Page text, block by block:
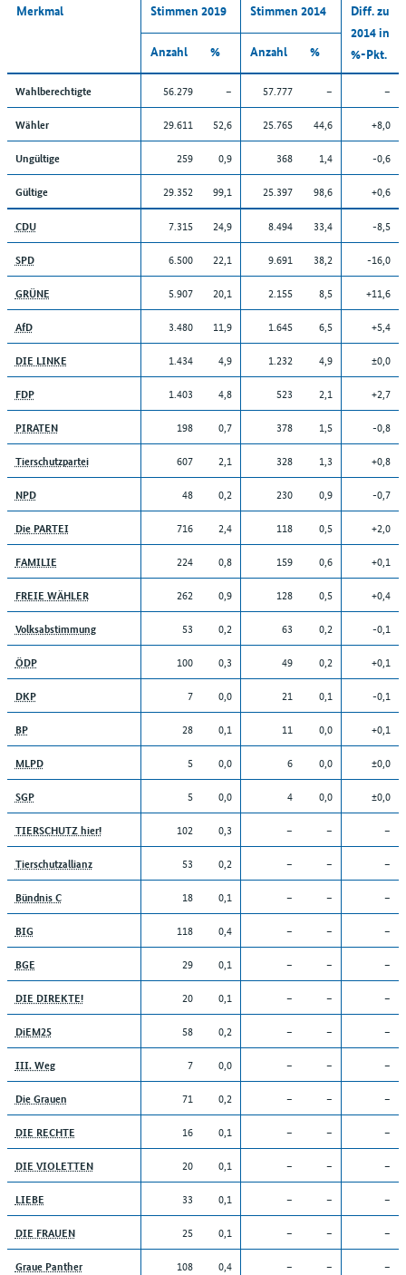
Merkmal Stimmen 2019 Stimmen 2014
Diff. zu
2014 in
%-Pkt.
Anzahl % Anzahl %
Wahlberechtigte 56.279 – 57.777 – –
Wähler 29.611 52,6 25.765 44,6 +8,0
Ungültige 259 0,9 368 1,4 -0,6
Gültige 29.352 99,1 25.397 98,6 +0,6
CDU 7.315 24,9 8.494 33,4 -8,5
SPD 6.500 22,1 9.691 38,2 -16,0
GRÜNE 5.907 20,1 2.155 8,5 +11,6
AfD 3.480 11,9 1.645 6,5 +5,4
DIE LINKE 1.434 4,9 1.232 4,9 ±0,0
FDP 1.403 4,8 523 2,1 +2,7
PIRATEN 198 0,7 378 1,5 -0,8
Tierschutzpartei 607 2,1 328 1,3 +0,8
NPD 48 0,2 230 0,9 -0,7
Die PARTEI 716 2,4 118 0,5 +2,0
FAMILIE 224 0,8 159 0,6 +0,1
FREIE WÄHLER 262 0,9 128 0,5 +0,4
Volksabstimmung 53 0,2 63 0,2 -0,1
ÖDP 100 0,3 49 0,2 +0,1
DKP 7 0,0 21 0,1 -0,1
BP 28 0,1 11 0,0 +0,1
MLPD 5 0,0 6 0,0 ±0,0
SGP 5 0,0 4 0,0 ±0,0
TIERSCHUTZ hier! 102 0,3 – – –
Tierschutzallianz 53 0,2 – – –
Bündnis C 18 0,1 – – –
BIG 118 0,4 – – –
BGE 29 0,1 – – –
DIE DIREKTE! 20 0,1 – – –
DiEM25 58 0,2 – – –
III. Weg 7 0,0 – – –
Die Grauen 71 0,2 – – –
DIE RECHTE 16 0,1 – – –
DIE VIOLETTEN 20 0,1 – – –
LIEBE 33 0,1 – – –
DIE FRAUEN 25 0,1 – – –
Graue Panther 108 0,4 – – –